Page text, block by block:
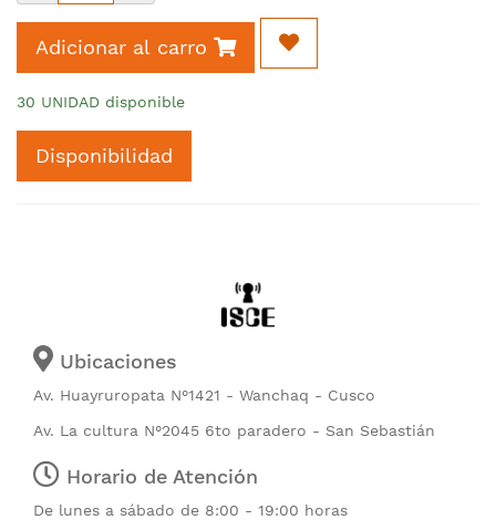
Adicionar al carro
30 UNIDAD disponible
Disponibilidad
Ubicaciones
Av. Huayruropata N°1421 - Wanchaq - Cusco
Av. La cultura N°2045 6to paradero - San Sebastián
Horario de Atención
De lunes a sábado de 8:00 - 19:00 horas